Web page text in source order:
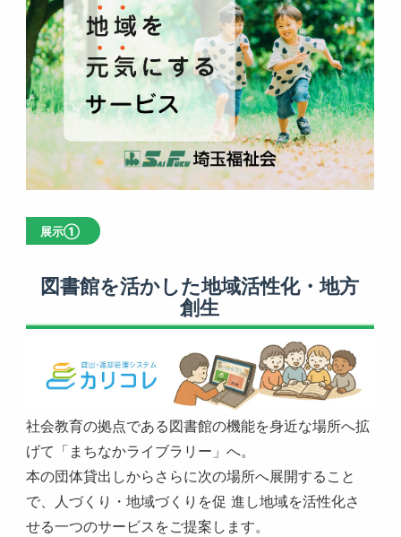
展示①
図書館を活かした地域活性化・地方
創生
社会教育の拠点である図書館の機能を身近な場所へ拡
げて「まちなかライブラリー」へ。
本の団体貸出しからさらに次の場所へ展開すること
で、人づくり・地域づくりを促 進し地域を活性化さ
せる一つのサービスをご提案します。